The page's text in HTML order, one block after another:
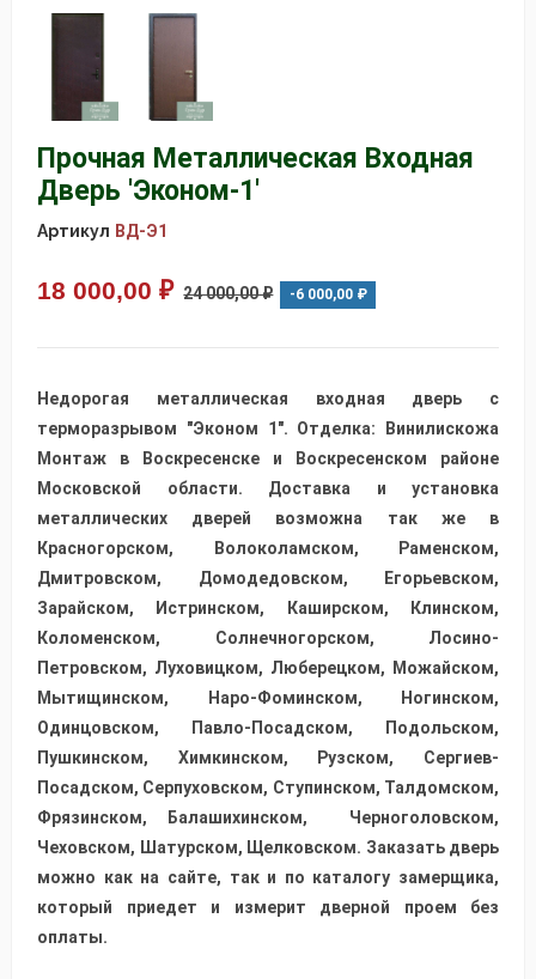
Прочная Металлическая Входная
Дверь 'Эконом-1'
Артикул ВД-Э1
18 000,00 ₽ 24 000,00 ₽ -6 000,00 ₽
Недорогая металлическая входная дверь с
терморазрывом "Эконом 1". Отделка: Винилискожа
Монтаж в Воскресенске и Воскресенском районе
Московской области. Доставка и установка
металлических дверей возможна так же в
Красногорском, Волоколамском, Раменском,
Дмитровском, Домодедовском, Егорьевском,
Зарайском, Истринском, Каширском, Клинском,
Коломенском, Солнечногорском, Лосино-
Петровском, Луховицком, Люберецком, Можайском,
Мытищинском, Наро-Фоминском, Ногинском,
Одинцовском, Павло-Посадском, Подольском,
Пушкинском, Химкинском, Рузском, Сергиев-
Посадском, Серпуховском, Ступинском, Талдомском,
Фрязинском, Балашихинском, Черноголовском,
Чеховском, Шатурском, Щелковском. Заказать дверь
можно как на сайте, так и по каталогу замерщика,
который приедет и измерит дверной проем без
оплаты.